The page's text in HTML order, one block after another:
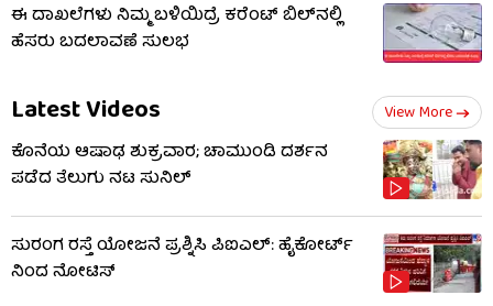
ಈ ದಾಖಲೆಗಳು ನಿಮ್ಮ ಬಳಿಯಿದ್ರೆ ಕರೆಂಟ್ ಬಿಲ್‌ನಲ್ಲಿ
ಹೆಸರು ಬದಲಾವಣೆ ಸುಲಭ
Latest Videos View More
ಕೊನೆಯ ಆಷಾಢ ಶುಕ್ರವಾರ; ಚಾಮುಂಡಿ ದರ್ಶನ
ಪಡೆದ ತೆಲುಗು ನಟ ಸುನಿಲ್
ಸುರಂಗ ರಸ್ತೆ ಯೋಜನೆ ಪ್ರಶ್ನಿಸಿ ಪಿಐಎಲ್: ಹೈಕೋರ್ಟ್​​
ನಿಂದ ನೋಟಿಸ್​​